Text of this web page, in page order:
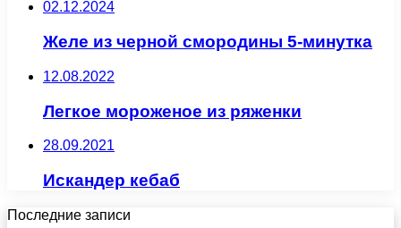
02.12.2024
Желе из черной смородины 5-минутка
12.08.2022
Легкое мороженое из ряженки
28.09.2021
Искандер кебаб
Последние записи